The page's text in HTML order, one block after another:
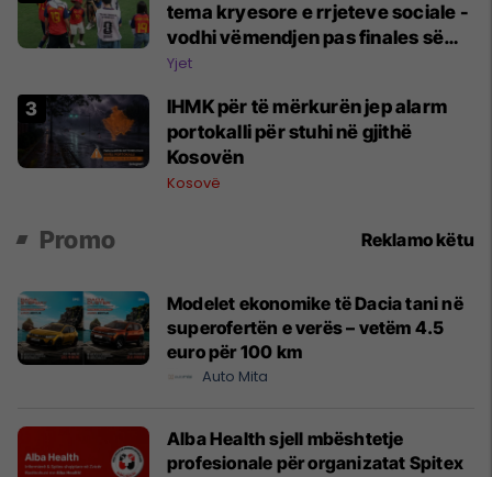
tema kryesore e rrjeteve sociale -
vodhi vëmendjen pas finales së
Kupës së Botës
Yjet
​IHMK për të mërkurën jep alarm
portokalli për stuhi në gjithë
Kosovën
Kosovë
Promo Reklamo këtu
Modelet ekonomike të Dacia tani në
superofertën e verës – vetëm 4.5
euro për 100 km
Auto Mita
Alba Health sjell mbështetje
profesionale për organizatat Spitex